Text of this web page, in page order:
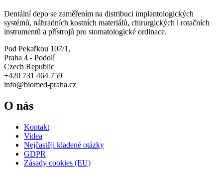
Dentální depo se zaměřením na distribuci implantologických
systémů, náhradních kostních materiálů, chirurgických i rotačních
instrumentů a přístrojů pro stomatologické ordinace.
Pod Pekařkou 107/1,
Praha 4 - Podolí
Czech Republic
+420 731 464 759
info@biomed-praha.cz
O nás
Kontakt
Videa
Nejčastěji kladené otázky
GDPR
Zásady cookies (EU)